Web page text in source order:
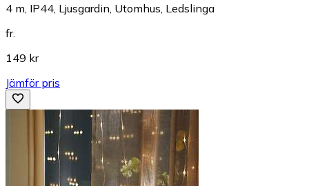
4 m, IP44, Ljusgardin, Utomhus, Ledslinga
fr.
149 kr
Jämför pris